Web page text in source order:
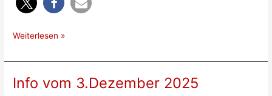
Info
22.12.2025
Weiterlesen »
Info vom 3.Dezember 2025